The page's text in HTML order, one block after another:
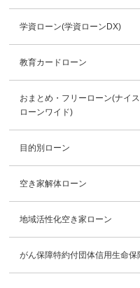
学資ローン(学資ローンDX)
教育カードローン
おまとめ・フリーローン(ナイ
ローンワイド)
目的別ローン
空き家解体ローン
地域活性化空き家ローン
がん保障特約付団体信用生命保